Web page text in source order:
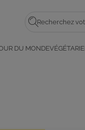
Rechercher
DU MONDE